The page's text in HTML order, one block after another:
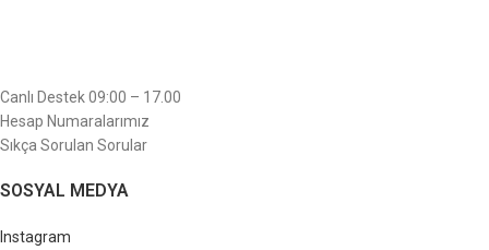
Canlı Destek 09:00 – 17.00
Hesap Numaralarımız
Sıkça Sorulan Sorular
SOSYAL MEDYA
Instagram